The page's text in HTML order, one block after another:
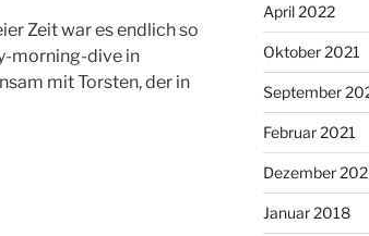
Zeit war es endlich so
morning-dive in
mit Torsten, der in
April 2022
Oktober 2021
September
Februar 2021
Dezember
Januar 2018